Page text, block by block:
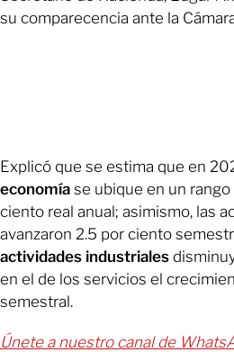
su comparecencia ante la
Explicó que se estima que en
economía se ubique en un
ciento real anual; asimismo, las
avanzaron 2.5 por ciento
actividades industriales
en el de los servicios el
semestral.
Únete a nuestro canal de